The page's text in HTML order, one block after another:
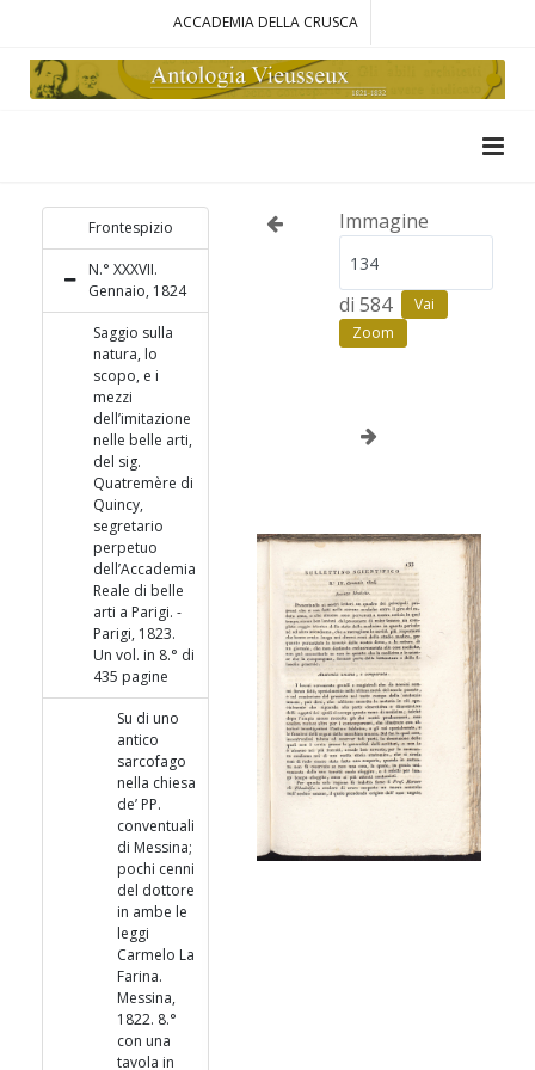
ACCADEMIA DELLA CRUSCA
Frontespizio
N.° XXXVII.
Gennaio, 1824
Saggio sulla
natura, lo
scopo, e i
mezzi
dell’imitazione
nelle belle arti,
del sig.
Quatremère di
Quincy,
segretario
perpetuo
dell’Accademia
Reale di belle
arti a Parigi. -
Parigi, 1823.
Un vol. in 8.° di
435 pagine
Su di uno
antico
sarcofago
nella chiesa
de’ PP.
conventuali
di Messina;
pochi cenni
del dottore
in ambe le
leggi
Carmelo La
Farina.
Messina,
1822. 8.°
con una
tavola in
Immagine
di 584
Vai
Zoom